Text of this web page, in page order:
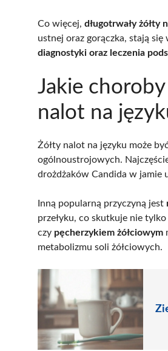
Co więcej, długotrwały żółty
ustnej oraz gorączka, stają się
diagnostyki oraz leczenia
Jakie
nalot na
Żółty nalot na języku może
ogólnoustrojowych.
drożdżaków Candida w jamie
Inną popularną przyczyną jest
przełyku, co skutkuje nie
czy pęcherzykiem żółciowym
metabolizmu soli żółciowych.